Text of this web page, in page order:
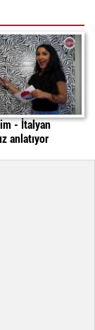
egitim
- İtalyan
anlatıyor